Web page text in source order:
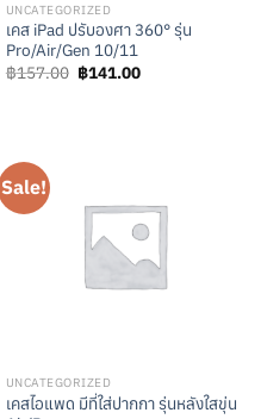
UNCATEGORIZED
เคส iPad ปรับองศา 360° รุ่น
Pro/Air/Gen 10/11
฿157.00 Original
price
฿141.00Current
Sale!
UNCATEGORIZED
เคสไอแพด มีที่ใส่ปากกา รุ่นหลังใสขุ่น